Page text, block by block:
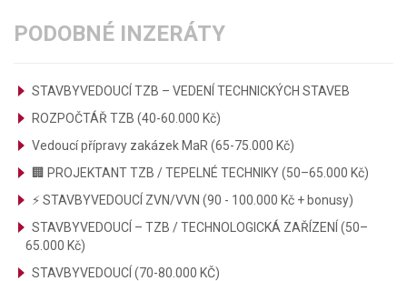
PODOBNÉ INZERÁTY
STAVBYVEDOUCÍ TZB – VEDENÍ TECHNICKÝCH STAVEB
ROZPOČTÁŘ TZB (40-60.000 Kč)
Vedoucí přípravy zakázek MaR (65-75.000 Kč)
🏢 PROJEKTANT TZB / TEPELNÉ TECHNIKY (50–65.000 Kč)
⚡ STAVBYVEDOUCÍ ZVN/VVN (90 - 100.000 Kč + bonusy)
STAVBYVEDOUCÍ – TZB / TECHNOLOGICKÁ ZAŘÍZENÍ (50–
65.000 Kč)
STAVBYVEDOUCÍ (70-80.000 KČ)